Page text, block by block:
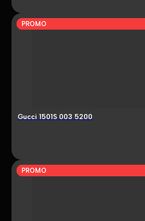
PROMO
Gucci 1501S 003 5200
PROMO